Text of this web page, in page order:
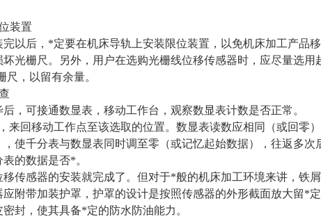
装置
以后，*定要在机床导轨上安装限位装置，以免机床加工产品
光栅尺。另外，用户在选购光栅线位移传感器时，应尽量选用
尺，以留有余量。
，可接通数显表，移动工作台，观察数显表计数是否正常。
来回移动工作点至该选取的位置。数显表读数应相同（或回零
使千分表与数显表同时调至零（或记忆起始数据），往返多次
的数据是否*。
传感器的安装就完成了。但对于*般的机床加工环境来讲，铁
附带加装护罩，护罩的设计是按照传感器的外形截面放大留*
封，使其具备*定的防水防油能力。